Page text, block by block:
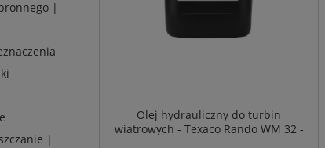
|
|
Olej hydrauliczny do turbin
wiatrowych - Texaco Rando WM 32 -